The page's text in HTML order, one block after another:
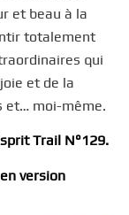
et beau à la
totalement
qui
et de la
et… moi-même.
Trail N°129.
version